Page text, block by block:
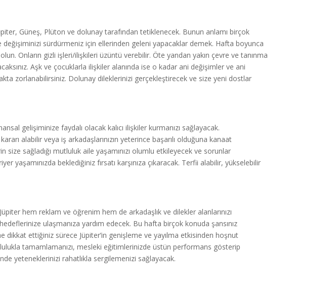
Güneş, Plüton ve dolunay tarafından tetiklenecek. Bunun anlamı birçok
değişiminizi sürdürmeniz için ellerinden geleni yapacaklar demek. Hafta boyunca
Onların gizli işleri/ilişkileri üzüntü verebilir. Öte yandan yakın çevre ve tanınma
Aşk ve çocuklarla ilişkiler alanında ise o kadar ani değişimler ve ani
zorlanabilirsiniz. Dolunay dileklerinizi gerçekleştirecek ve size yeni dostlar
gelişiminize faydalı olacak kalıcı ilişkiler kurmanızı sağlayacak.
alabilir veya iş arkadaşlarınızın yeterince başarılı olduğuna kanaat
size sağladığı mutluluk aile yaşamınızı olumlu etkileyecek ve sorunlar
yaşamınızda beklediğiniz fırsatı karşınıza çıkaracak. Terfii alabilir, yükselebilir
hem reklam ve öğrenim hem de arkadaşlık ve dilekler alanlarınızı
ulaşmanıza yardım edecek. Bu hafta birçok konuda şansınız
dikkat ettiğiniz sürece Jüpiter’in genişleme ve yayılma etkisinden hoşnut
tamamlamanızı, mesleki eğitimlerinizde üstün performans gösterip
yeteneklerinizi rahatlıkla sergilemenizi sağlayacak.